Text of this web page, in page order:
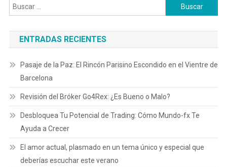
Buscar:
ENTRADAS RECIENTES
Pasaje de la Paz: El Rincón Parisino Escondido en el Vientre de
Barcelona
Revisión del Bróker Go4Rex: ¿Es Bueno o Malo?
Desbloquea Tu Potencial de Trading: Cómo Mundo-fx Te
Ayuda a Crecer
El amor actual, plasmado en un tema único y especial que
deberías escuchar este verano